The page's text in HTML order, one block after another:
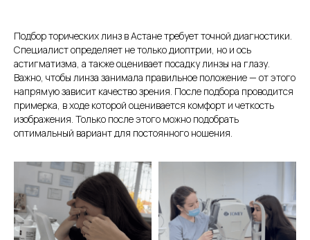
Подбор торических линз в Астане требует точной диагностики.
Специалист определяет не только диоптрии, но и ось
астигматизма, а также оценивает посадку линзы на глазу.
Важно, чтобы линза занимала правильное положение — от этого
напрямую зависит качество зрения. После подбора проводится
примерка, в ходе которой оценивается комфорт и четкость
изображения. Только после этого можно подобрать
оптимальный вариант для постоянного ношения.